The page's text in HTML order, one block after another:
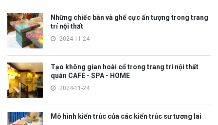
Những chiếc bàn và ghế cực ấn tượng trong trang
trí nội thất
2024-11-24
Tạo không gian hoài cổ trong trang trí nội thất
quán CAFE - SPA - HOME
2024-11-24
Mô hình kiến trúc của các kiến trúc sư tương lai